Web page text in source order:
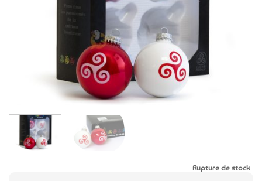
Rupture de stock